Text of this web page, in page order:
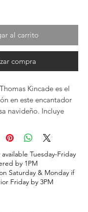
al carrito
compra
Kincade es el
en este encantador
navideño. Incluye
adornos navideños.
Tuesday-Friday
by 1PM
Saturday & Monday if
Friday by 3PM